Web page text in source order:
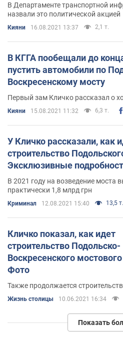
В Департаменте транспортной
назвали это политической акцией
Кияни 16.08.2021 13:37 2,1 т.
В КГГА пообещали до
пустить автомобили по
Воскресенскому мосту
Первый зам Кличко рассказал о
Кияни 15.08.2021 11:32 6,3 т.
У Кличко рассказали, как
строительство
Эксклюзивные
В 2021 году на возведение моста
практически 1,8 млрд грн
Криминал 12.08.2021 15:40 13,5 т.
Кличко показал, как идет
строительство Подольско-
Воскресенского
Фото
Также продолжается
Жизнь столицы 10.06.2021 16:34
Показать